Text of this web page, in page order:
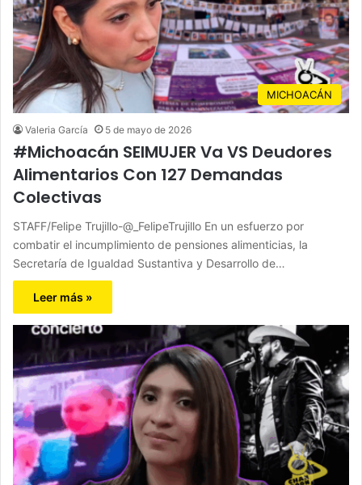
MICHOACÁN
Valeria García 5 de mayo de 2026
#Michoacán SEIMUJER Va VS Deudores
Alimentarios Con 127 Demandas
Colectivas
STAFF/Felipe Trujillo-@_FelipeTrujillo En un esfuerzo por
combatir el incumplimiento de pensiones alimenticias, la
Secretaría de Igualdad Sustantiva y Desarrollo de…
Leer más »